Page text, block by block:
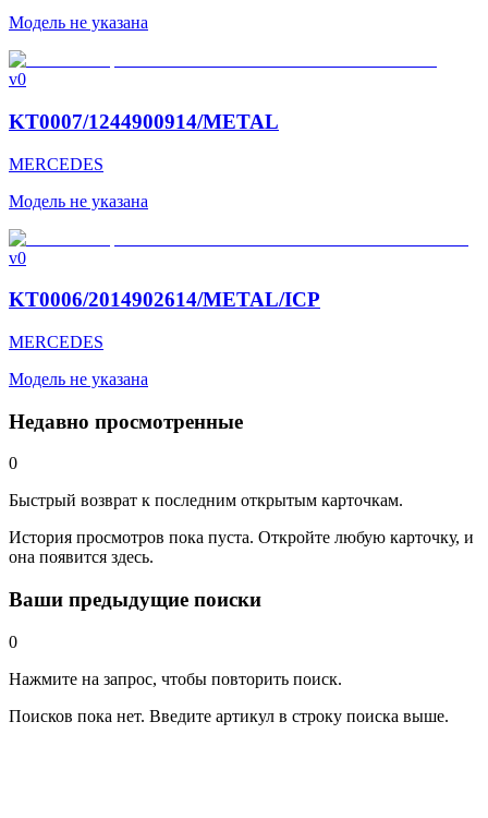
Модель не указана
v0
KT0007/1244900914/METAL
MERCEDES
Модель не указана
v0
KT0006/2014902614/METAL/ICP
MERCEDES
Модель не указана
Недавно просмотренные
0
Быстрый возврат к последним открытым карточкам.
История просмотров пока пуста. Откройте любую карточку, и
она появится здесь.
Ваши предыдущие поиски
0
Нажмите на запрос, чтобы повторить поиск.
Поисков пока нет. Введите артикул в строку поиска выше.